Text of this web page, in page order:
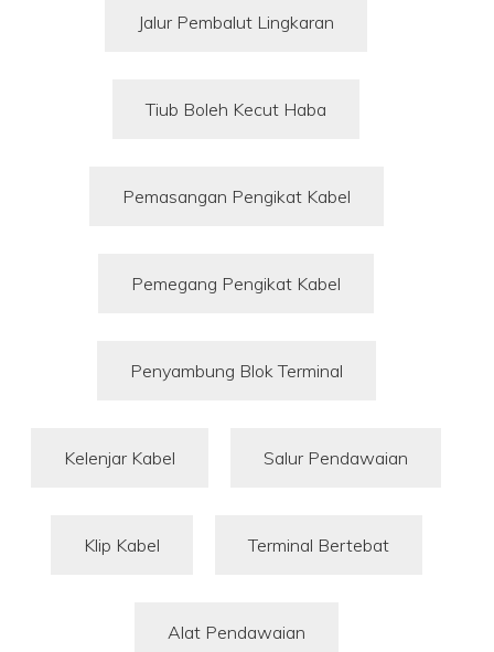
Jalur Pembalut Lingkaran
Tiub Boleh Kecut Haba
Pemasangan Pengikat Kabel
Pemegang Pengikat Kabel
Penyambung Blok Terminal
Kelenjar Kabel Salur Pendawaian
Klip Kabel Terminal Bertebat
Alat Pendawaian